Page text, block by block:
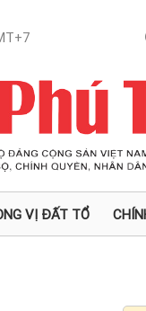
VỊ ĐẤT TỔ